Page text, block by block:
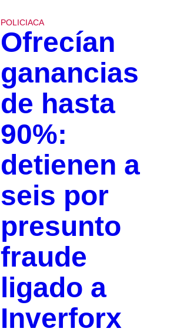
POLICIACA
Ofrecían
ganancias
de hasta
90%:
detienen a
seis por
presunto
fraude
ligado a
Inverforx